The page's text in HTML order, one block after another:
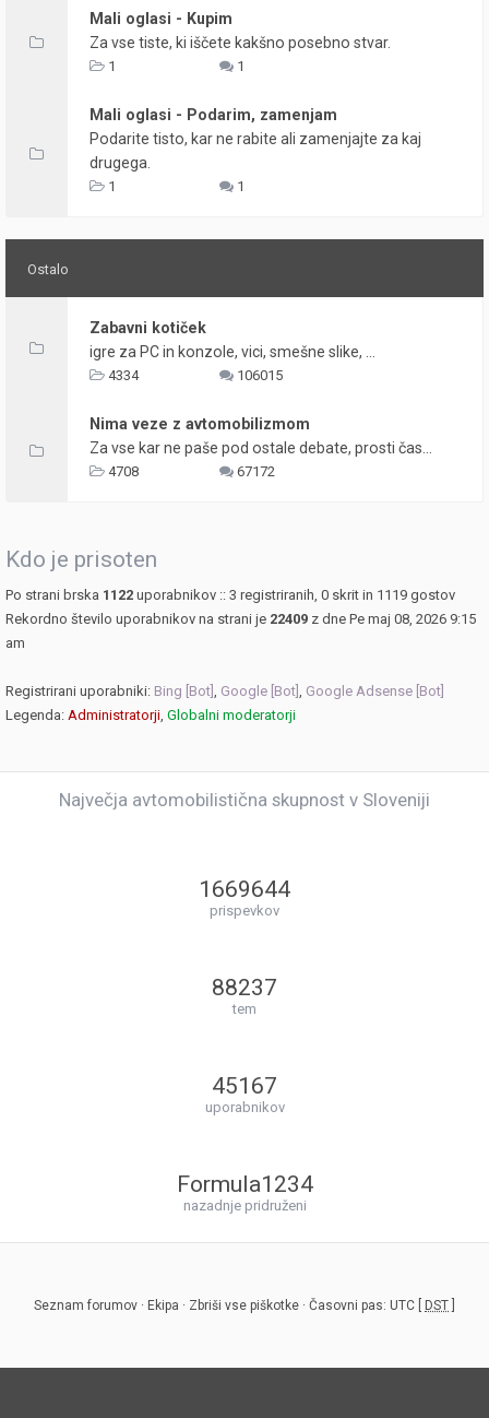
Mali oglasi - Kupim
Za vse tiste, ki iščete kakšno posebno stvar.
1 1
Mali oglasi - Podarim, zamenjam
Podarite tisto, kar ne rabite ali zamenjajte za kaj
drugega.
1 1
Ostalo
Zabavni kotiček
igre za PC in konzole, vici, smešne slike, ...
4334 106015
Nima veze z avtomobilizmom
Za vse kar ne paše pod ostale debate, prosti čas...
4708 67172
Kdo je prisoten
Po strani brska 1122 uporabnikov :: 3 registriranih, 0 skrit in 1119 gostov
Rekordno število uporabnikov na strani je 22409 z dne Pe maj 08, 2026 9:15
am
Registrirani uporabniki: Bing [Bot] , Google [Bot] , Google Adsense [Bot]
Legenda: Administratorji, Globalni moderatorji
Največja avtomobilistična skupnost v Sloveniji
1669644
prispevkov
88237
tem
45167
uporabnikov
Formula1234
nazadnje pridruženi
Seznam forumov · Ekipa · Zbriši vse piškotke · Časovni pas: UTC [ DST